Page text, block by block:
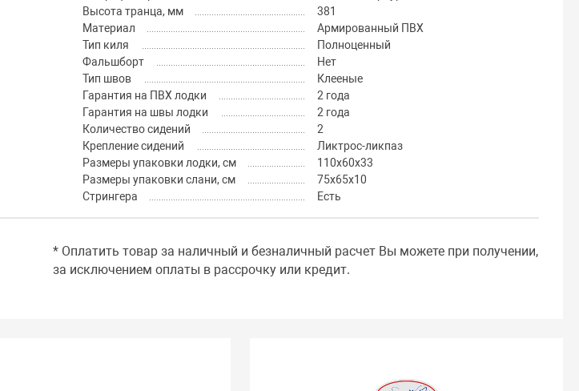
Высота транца, мм
381
Материал
Армированный ПВХ
Тип киля
Полноценный
Фальшборт
Нет
Тип швов
Клееные
Гарантия на ПВХ лодки
2 года
Гарантия на швы лодки
2 года
Количество сидений
2
Крепление сидений
Ликтрос-ликпаз
Размеры упаковки лодки, см
110х60х33
Размеры упаковки слани, см
75х65х10
Стрингера
Есть
* Оплатить товар за наличный и безналичный расчет Вы можете при получении,
за исключением оплаты в рассрочку или кредит.